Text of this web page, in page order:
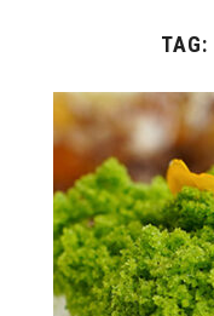
TAG: